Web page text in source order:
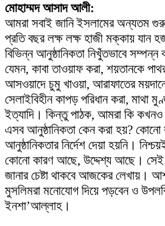
মোহাম্মদ আসাদ আলী:
আমরা সবাই জানি ইসলামের অন্যতম
প্রতি বছর লক্ষ লক্ষ হাজী মক্কায় যান
বিভিন্ন আনুষ্ঠানিকতা নিখুঁতভাবে সম্পন্ন
যেমন, কাবা তাওয়াফ করা, শয়তানকে
আসওয়াদে চুমু খাওয়া, আরাফাতের
সেলাইবিহীন কাপড় পরিধান করা, মাথা
ইত্যাদি। কিন্তু পাঠক, আমরা কি কখনও
এসব আনুষ্ঠানিকতা কেন করা হয়?
আনুষ্ঠানিকতার নির্দেশ দেয়া হয়নি।
কোনো কারণ আছে, উদ্দেশ্য আছে। সেই
জানার চেষ্টা থাকবে আজকের লেখায়।
মুসলিমরা মনোযোগ দিয়ে পড়বেন ও
ইনশা’আল্লাহ।